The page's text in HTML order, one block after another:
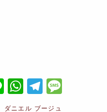
Li
n
W
h
T
el
ダニエル ブージュ